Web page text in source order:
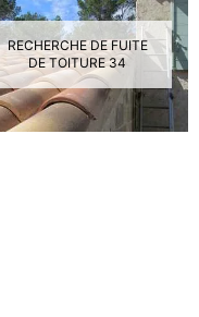
RECHERCHE DE FUITE
DE TOITURE 34